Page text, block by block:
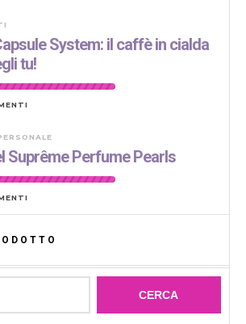
System: il caffè in cialda
tu!
Suprême Perfume Pearls